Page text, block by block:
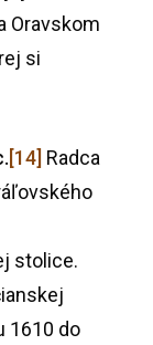
Oravskom
si
[14] Radca
stolice.
1610 do